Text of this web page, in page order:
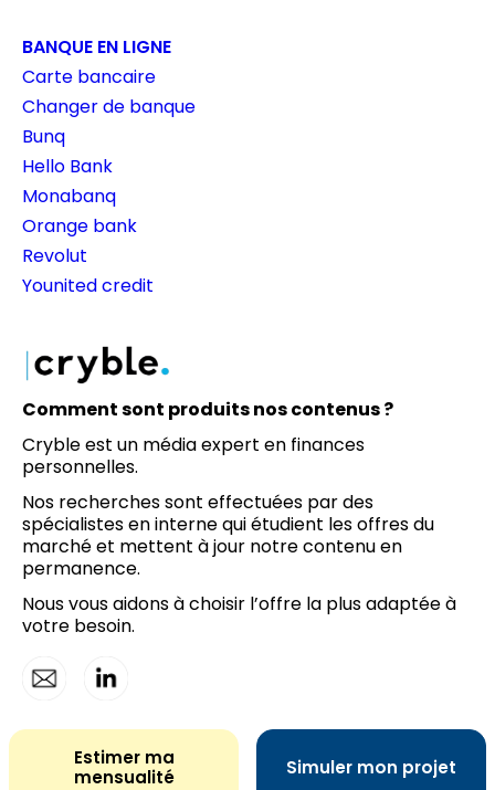
Estimer ma
mensualité
Simuler mon projet
BANQUE EN LIGNE
Carte bancaire
Changer de banque
Bunq
Hello Bank
Monabanq
Orange bank
Revolut
Younited credit
Comment sont produits nos contenus ?
Cryble est un média expert en finances
personnelles.
Nos recherches sont effectuées par des
spécialistes en interne qui étudient les offres du
marché et mettent à jour notre contenu en
permanence.
Nous vous aidons à choisir l’offre la plus adaptée à
votre besoin.
©cryble | Tous droits réservés |